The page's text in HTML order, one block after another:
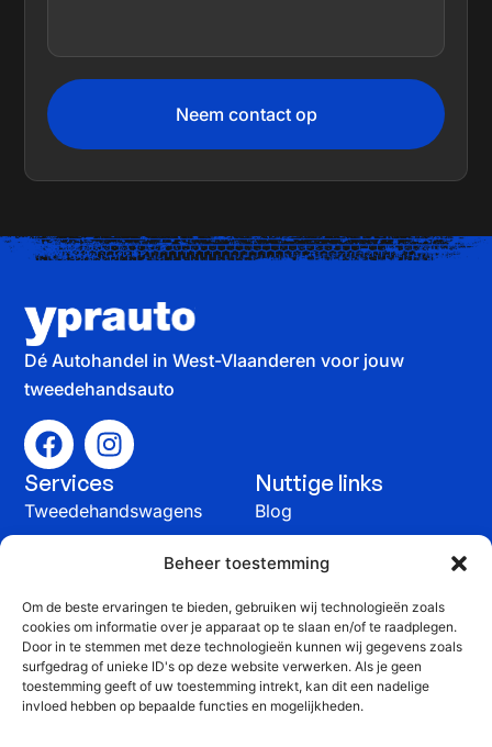
Beheer toestemming
Om de beste ervaringen te bieden, gebruiken wij technologieën zoals
cookies om informatie over je apparaat op te slaan en/of te raadplegen.
Door in te stemmen met deze technologieën kunnen wij gegevens zoals
surfgedrag of unieke ID's op deze website verwerken. Als je geen
toestemming geeft of uw toestemming intrekt, kan dit een nadelige
invloed hebben op bepaalde functies en mogelijkheden.
Neem contact op
Dé Autohandel in West-Vlaanderen voor jouw
tweedehandsauto
Services
Tweedehandswagens
herstelling
Nuttige links
Blog
Contact
Contact
+32 51 815 816
info@yprauto.be